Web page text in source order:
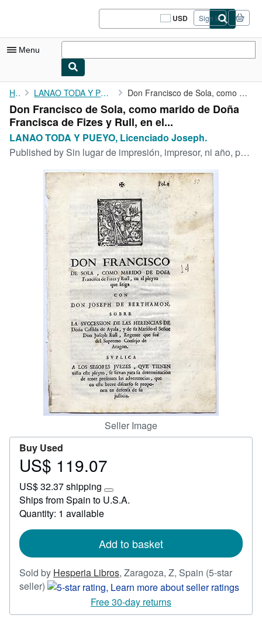
USD
Site
shopping
Sign in
Menu
My Account
My Purchases
Sign Off
Advanced Search
Browse Collections
Rare Books
Textbooks
CLOSE
Home LANAO TODA Y PUEYO, Licenciado Joseph. Don Francisco de Sola, como marido de Doña Francisca de Fizes y ...
Don Francisco de Sola, como marido de Doña
Francisca de Fizes y Rull, en el...
LANAO TODA Y PUEYO, Licenciado Joseph.
Published by Sin lugar de impresión, impresor, ni año, pero: Madrid, hacia 1717.
Seller Image
Buy Used
Price
119.07
US$ 119.07
US$ 32.37 shipping
Learn
more
rates
Ships from Spain to U.S.A.
Quantity: 1 available
Add to basket
Sold by Hesperia Libros, Zaragoza, Z, Spain (5-star
seller) Seller
5
Free 30-day returns